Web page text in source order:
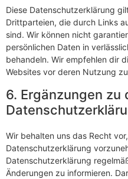
Diese Datenschutzerklärung
Drittparteien, die durch Links
sind. Wir können nicht
persönlichen Daten in
behandeln. Wir empfehlen dir
Websites vor deren Nutzung
6. Ergänzungen zu
Wir behalten uns das Recht
Datenschutzerklärung
Datenschutzerklärung
Änderungen zu informieren.